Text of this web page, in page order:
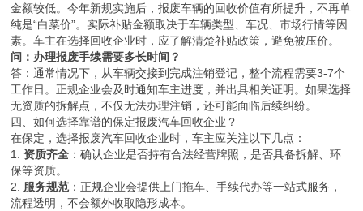
金额较低。今年新规实施后，报废车辆的回收价值有所提升，不再单
纯是“白菜价”。实际补贴金额取决于车辆类型、车况、市场行情等因
素。车主在选择回收企业时，应了解清楚补贴政策，避免被压价。
问：办理报废手续需要多长时间？
答：通常情况下，从车辆交接到完成注销登记，整个流程需要3-7个
工作日。正规企业会及时通知车主进度，并出具相关证明。如果选择
无资质的拆解点，不仅无法办理注销，还可能面临后续纠纷。
四、如何选择靠谱的保定报废汽车回收企业？
在保定，选择报废汽车回收企业时，车主应关注以下几点：
1. 资质齐全 ：确认企业是否持有合法经营牌照，是否具备拆解、环
保等资质。
2. 服务规范 ：正规企业会提供上门拖车、手续代办等一站式服务，
流程透明，不会额外收取隐形成本。